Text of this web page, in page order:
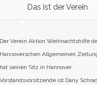
Das ist der Verein
Der Verein Aktion Weihnachtshilfe
Hannoverschen Allgemeinen
hat seinen Sitz in Hannover.
Vorstandsvorsitzende ist Dany